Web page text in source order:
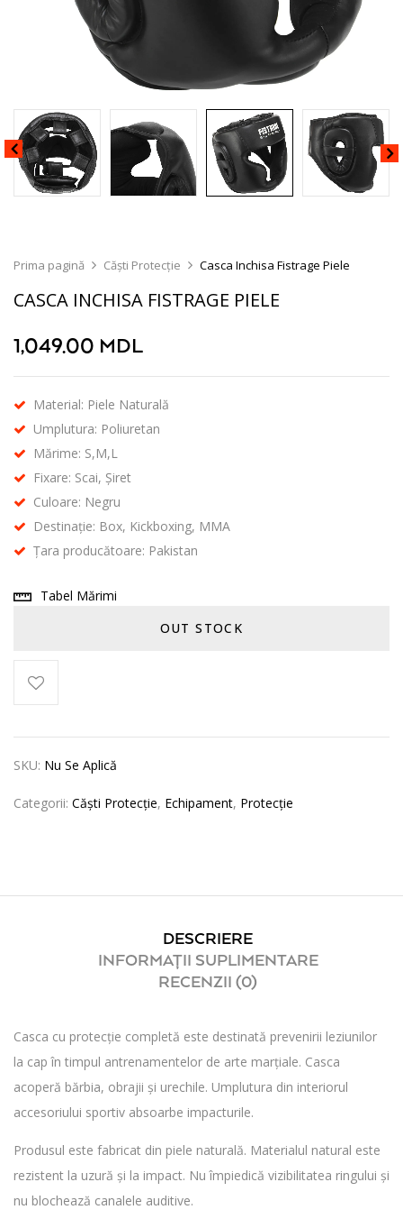
Prima pagină Căști Protecție Casca Inchisa Fistrage Piele
CASCA INCHISA FISTRAGE PIELE
1,049.00 MDL
Material: Piele Naturală
Umplutura: Poliuretan
Mărime: S,M,L
Fixare: Scai, Șiret
Culoare: Negru
Destinație: Box, Kickboxing, MMA
Țara producătoare: Pakistan
Tabel Mărimi
OUT STOCK
SKU: Nu Se Aplică
Categorii: Căști Protecție, Echipament, Protecție
DESCRIERE
INFORMAȚII SUPLIMENTARE
RECENZII (0)
Casca cu protecție completă este destinată prevenirii leziunilor
la cap în timpul antrenamentelor de arte marțiale. Casca
acoperă bărbia, obrajii și urechile. Umplutura din interiorul
accesoriului sportiv absoarbe impacturile.
Produsul este fabricat din piele naturală. Materialul natural este
rezistent la uzură și la impact. Nu împiedică vizibilitatea ringului și
nu blochează canalele auditive.